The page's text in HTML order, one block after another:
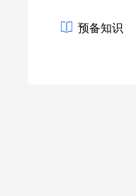
预备知识